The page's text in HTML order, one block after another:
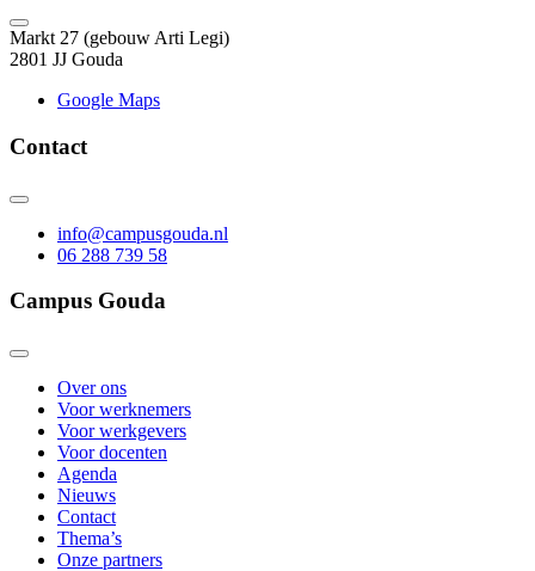
Markt 27 (gebouw Arti Legi)
2801 JJ Gouda
Google Maps
Contact
info@campusgouda.nl
06 288 739 58
Campus Gouda
Over ons
Voor werknemers
Voor werkgevers
Voor docenten
Agenda
Nieuws
Contact
Thema’s
Onze partners